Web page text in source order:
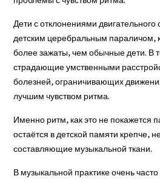
Дети с отклонениями
детским церебральным параличом,
более зажаты, чем обычные дети. В
страдающие умственными
болезней, ограничивающих
лучшим чувством ритма.
Именно ритм, как это не покажется
остаётся в детской памяти крепче,
составляющие музыкальной ткани.
В музыкальной практике очень